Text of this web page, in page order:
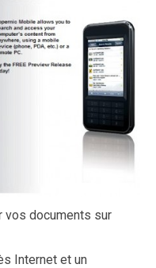
vos documents sur
Internet et un